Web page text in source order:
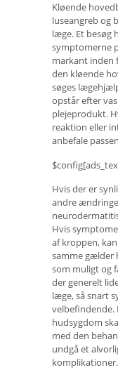
Kløende
luseangreb og
læge. Et besøg
symptomerne
markant inden
den kløende
søges
opstår efter
plejeprodukt.
reaktion eller
anbefale
Hvis der er
andre
Hvis
af kroppen,
samme gælder
som muligt og
der generelt
læge, så snart
velbefindende.
hudsygdom
med den
undgå et
komplikationer.